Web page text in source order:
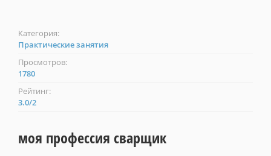
Категория:
Практические занятия
Просмотров:
1780
Рейтинг:
3.0/2
моя профессия сварщик